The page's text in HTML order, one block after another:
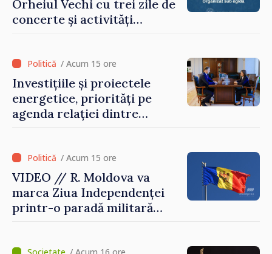
Orheiul Vechi cu trei zile de
concerte și activități
/ Acum 15 ore
Investițiile și proiectele
energetice, priorități pe
agenda relației dintre
/ Acum 15 ore
VIDEO // R. Moldova va
marca Ziua Independenței
printr-o paradă militară